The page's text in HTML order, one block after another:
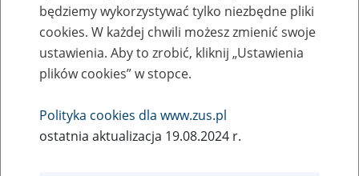
Przejdź do strony głównej
będziemy wykorzystywać tylko niezbędne pliki
cookies. W każdej chwili możesz zmienić swoje
ustawienia. Aby to zrobić, kliknij „Ustawienia
plików cookies” w stopce.
Polityka cookies dla www.zus.pl
ostatnia aktualizacja 19.08.2024 r.